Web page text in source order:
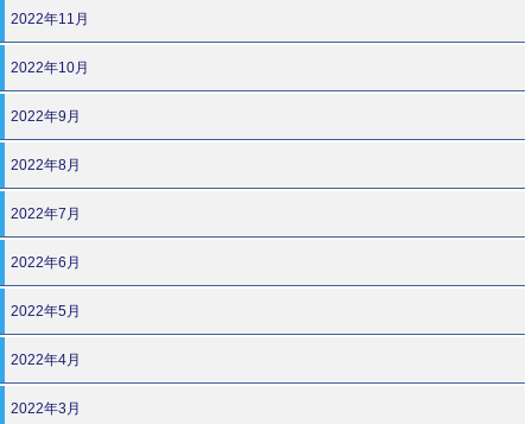
2022年11月
2022年10月
2022年9月
2022年8月
2022年7月
2022年6月
2022年5月
2022年4月
2022年3月